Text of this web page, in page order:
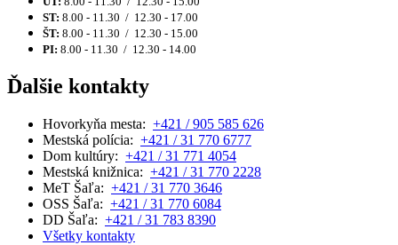
ST: 8.00 - 11.30 / 12.30 - 17.00
ŠT: 8.00 - 11.30 / 12.30 - 15.00
PI: 8.00 - 11.30 / 12.30 - 14.00
Ďalšie kontakty
Hovorkyňa mesta: +421 / 905 585 626
Mestská polícia: +421 / 31 770 6777
Dom kultúry: +421 / 31 771 4054
Mestská knižnica: +421 / 31 770 2228
MeT Šaľa: +421 / 31 770 3646
OSS Šaľa: +421 / 31 770 6084
DD Šaľa: +421 / 31 783 8390
Všetky kontakty